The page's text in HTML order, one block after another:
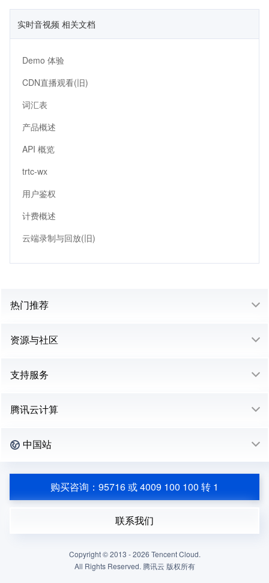
实时音视频 相关文档
Demo 体验
CDN直播观看(旧)
词汇表
产品概述
API 概览
trtc-wx
用户鉴权
计费概述
云端录制与回放(旧)
热门推荐
资源与社区
支持服务
腾讯云计算
中国站
购买咨询：95716 或 4009 100 100 转 1
联系我们
Copyright © 2013 -2026 Tencent Cloud.
All Rights Reserved. 腾讯云 版权所有